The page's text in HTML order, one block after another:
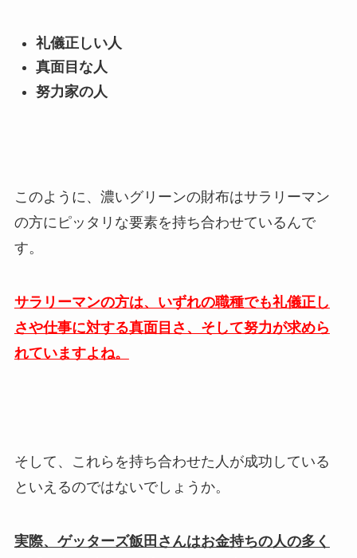
礼儀正しい人
真面目な人
努力家の人
このように、濃いグリーンの財布はサラリーマン
の方にピッタリな要素を持ち合わせているんで
す。
サラリーマンの方は、いずれの職種でも礼儀正し
さや仕事に対する真面目さ、そして努力が求めら
れていますよね。
そして、これらを持ち合わせた人が成功している
といえるのではないでしょうか。
実際、ゲッターズ飯田さんはお金持ちの人の多く